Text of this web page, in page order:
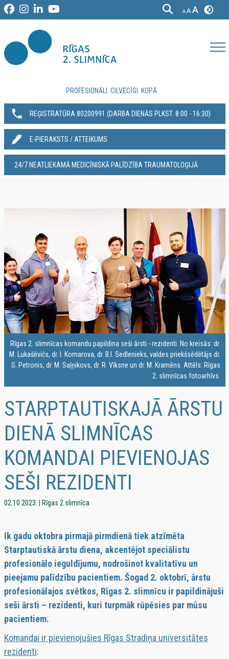
PROFESIONĀLI. CILVĒCĪGI. KOPĀ.
REĢISTRATŪRA 80200991‬ (DARBA DIENĀS PLKST. 8:00 - 16:30)
E-PIERAKSTS / ATTEIKUMS
24/7 NEATLIEKAMĀ MEDICĪNISKĀ PALĪDZĪBA TRAUMATOLOĢIJĀ
Rīgas 2. slimnīcas komandu papildina seši ārsti - rezidenti. No kreisās: dr.
M. Lukašēvičs, dr. I. Komarova, dr. B.I. Sedlenieks, valdes priekšsēdētājs dr.
S. Petronis, dr. M. Saļņikovs, dr. R. Vīksne un dr. M. Kramēns. Attēls: Rīgas
2. slimnīcas fotoarhīvs.
STARPTAUTISKAJĀ ĀRSTU
DIENĀ SLIMNĪCAS
KOMANDAI PIEVIENOJAS
SEŠI REZIDENTI
02.10.2023. | Rīgas 2.slimnīca
Ik gadu oktobra pirmajā pirmdienā tiek atzīmēta
Starptautiskā ārstu diena, akcentējot speciālistu
profesionālo ieguldījumu, nodrošinot kvalitatīvu un
pieejamu palīdzību pacientiem. Šogad 2. oktobrī, ārstu
profesionālajos svētkos, Rīgas 2. slimnīcu ir papildinājuši
seši ārsti – rezidenti, kuri turpmāk rūpēsies par mūsu
pacientiem.
Komandai ir pievienojušies Rīgas Stradiņa universitātes
rezidenti: